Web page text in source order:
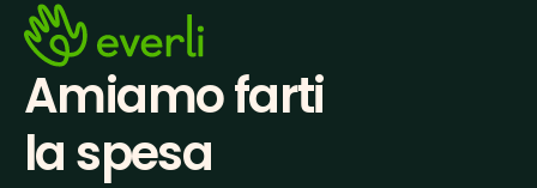
Amiamo farti
la spesa